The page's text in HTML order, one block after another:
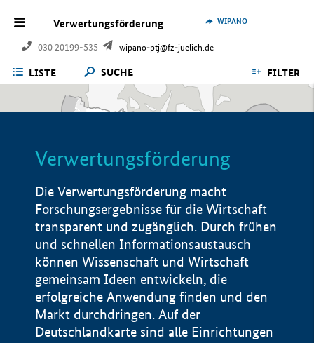
Verwertungsförderung
030 20199-535 wipano-ptj@fz-juelich.de
WIPANO
LISTE SUCHE FILTER
Verwertungsförderung
Die Verwertungsförderung macht
Forschungsergebnisse für die Wirtschaft
transparent und zugänglich. Durch frühen
und schnellen Informationsaustausch
können Wissenschaft und Wirtschaft
gemeinsam Ideen entwickeln, die
erfolgreiche Anwendung finden und den
Markt durchdringen. Auf der
Deutschlandkarte sind alle Einrichtungen